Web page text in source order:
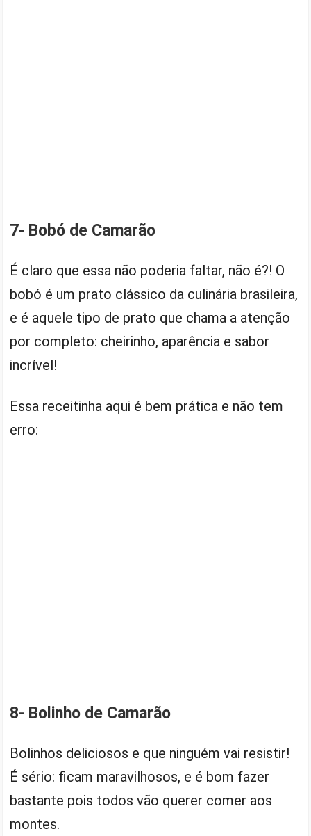
7- Bobó de Camarão
É claro que essa não poderia faltar, não é?! O
bobó é um prato clássico da culinária brasileira,
e é aquele tipo de prato que chama a atenção
por completo: cheirinho, aparência e sabor
incrível!
Essa receitinha aqui é bem prática e não tem
erro:
8- Bolinho de Camarão
Bolinhos deliciosos e que ninguém vai resistir!
É sério: ficam maravilhosos, e é bom fazer
bastante pois todos vão querer comer aos
montes.